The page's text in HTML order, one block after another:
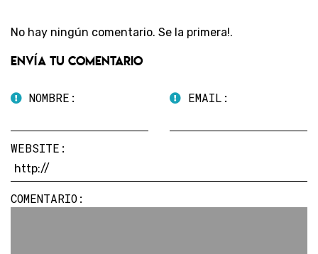
No hay ningún comentario. Se la primera!.
Envía tu comentario
NOMBRE: EMAIL:
WEBSITE:
COMENTARIO: